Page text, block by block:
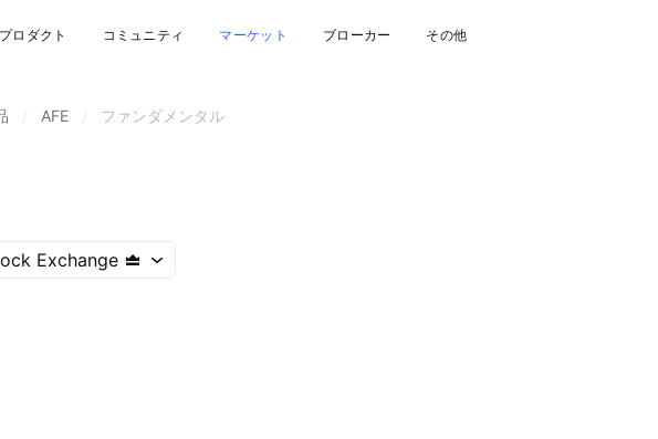
プロダクト コミュニティ マーケット ブローカー その他
AFE ファンダメンタル
Exchange